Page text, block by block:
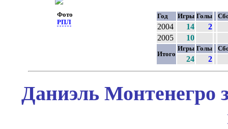
Фото
РПЛ
Год Игры Голы
2004 14
2
2005
10
Итого
Игры Голы
24 2
Даниэль Монтенегро